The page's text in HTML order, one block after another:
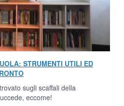
STRUMENTI UTILI ED
sugli scaffali della
eccome!